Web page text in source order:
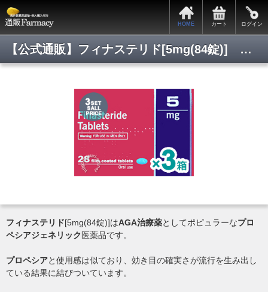
HOME カート ログイン
【公式通販】フィナステリド[5mg(84錠)] プロペシア/最安値通販/正規品保証/即日発送/即日通販/Pmart/通販ファーマシー
フィナステリド[5mg(84錠)]はAGA治療薬としてポピュラーなプロ
ペシアジェネリック 医薬品です。
プロペシアと使用感は似ており、効き目の確実さが流行を生み出し
ている結果に結びついています。